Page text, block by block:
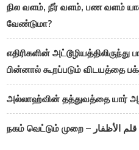
நில வளம், நீர் வளம், பண வளம்
வேண்டுமா?
எதிரிகளின் அட்டூழியத்திலிருந்து
பின்னால் கூறப்படும் விடயத்தை
அல்லாஹ்வின் தத்துவத்தை யார்
நகம் வெட்டும் முறை – قلم الأظفار